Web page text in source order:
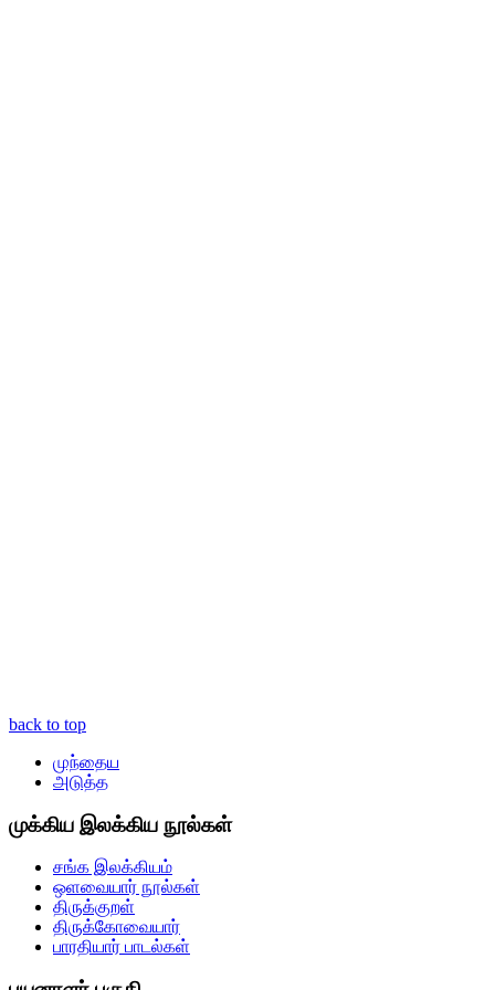
back to top
முந்தைய
அடுத்த
முக்கிய இலக்கிய நூல்கள்
சங்க இலக்கியம்
ஒளவையார் நூல்கள்
திருக்குறள்
திருக்கோவையார்
பாரதியார் பாடல்கள்